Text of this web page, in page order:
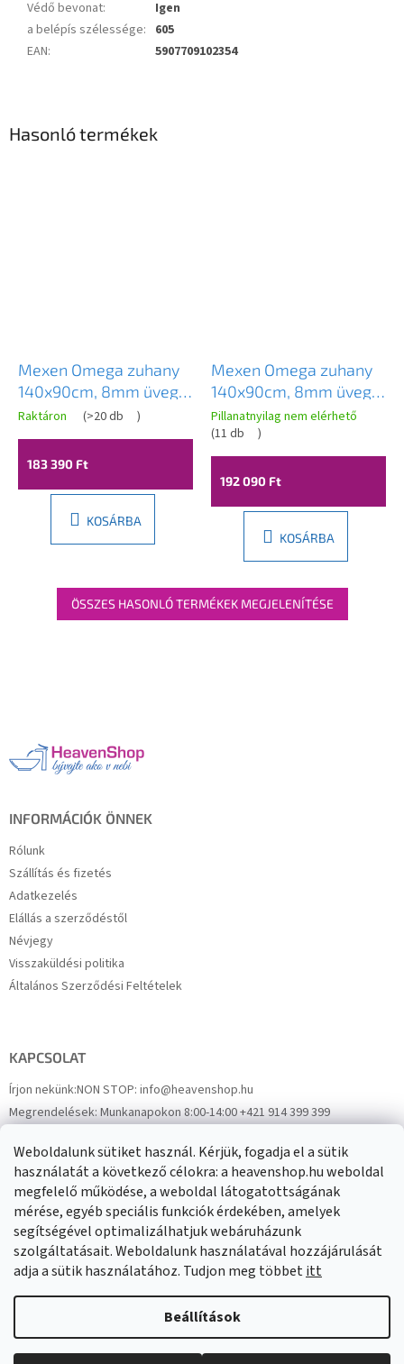
Weboldalunk sütiket használ. Kérjük, fogadja el a sütik
használatát a következő célokra: a heavenshop.hu weboldal
megfelelő működése, a weboldal látogatottságának
mérése, egyéb speciális funkciók érdekében, amelyek
segítségével optimalizálhatjuk webáruházunk
szolgáltatásait. Weboldalunk használatával hozzájárulását
adja a sütik használatához. Tudjon meg többetitt
Beállítások
Védő bevonat:
Igen
a belépís szélessége: 605
EAN: 5907709102354
Hasonló termékek
Mexen Omega zuhany
140x90cm, 8mm üveg,
króm profil-átlátszó
üveg, 825-140-090-01-
00
Raktáron (>20 db )
183 390 Ft
KOSÁRBA
Mexen Omega zuhany
140x90cm, 8mm üveg,
króm profilszürke üveg,
825-140-090-01-40
Pillanatnyilag nem elérhető
(11 db )
192 090 Ft
KOSÁRBA
ÖSSZES HASONLÓ TERMÉKEK MEGJELENÍTÉSE
INFORMÁCIÓK ÖNNEK
Rólunk
Szállítás és fizetés
Adatkezelés
Elállás a szerződéstől
Névjegy
Visszaküldési politika
Általános Szerződési Feltételek
KAPCSOLAT
Írjon nekünk:NON STOP: info@heavenshop.hu
Megrendelések:Munkanapokon 8:00-14:00 +421 914 399 399
FacebookHeavenShop.sk
Eredményeink